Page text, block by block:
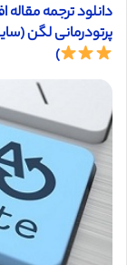
دانلود ترجمه
پرتودرمانی لگن (ساینس دایرکت
)